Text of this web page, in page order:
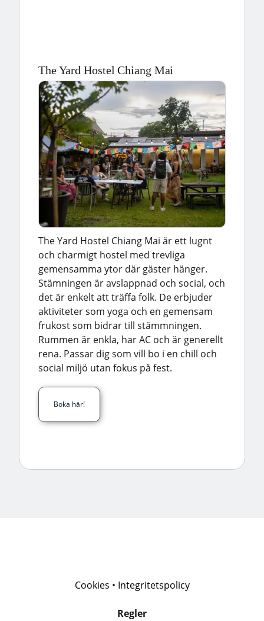
The Yard Hostel Chiang Mai
The Yard Hostel Chiang Mai är ett lugnt
och charmigt hostel med trevliga
gemensamma ytor där gäster hänger.
Stämningen är avslappnad och social, och
det är enkelt att träffa folk. De erbjuder
aktiviteter som yoga och en gemensam
frukost som bidrar till stämmningen.
Rummen är enkla, har AC och är generellt
rena. Passar dig som vill bo i en chill och
social miljö utan fokus på fest.
Boka här!
Cookies • Integritetspolicy
Regler